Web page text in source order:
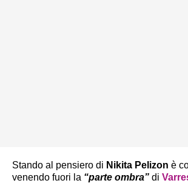
Stando al pensiero di Nikita Pelizon è
venendo fuori la “parte ombra” di